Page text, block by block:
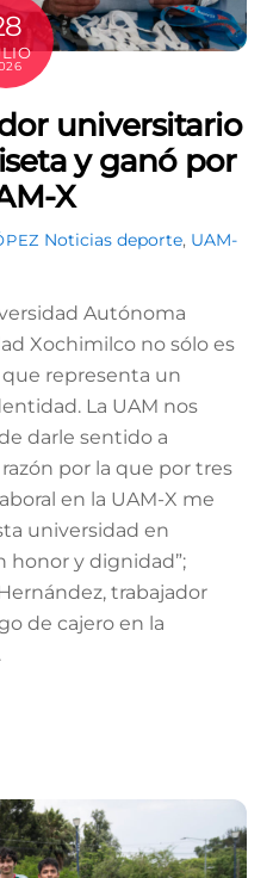
universitario
y ganó por
X
Noticias deporte, UAM-
Autónoma
Xochimilco no sólo es
representa un
La UAM nos
darle sentido a
por la que por tres
en la UAM-X me
universidad en
honor y dignidad”;
trabajador
de cajero en la